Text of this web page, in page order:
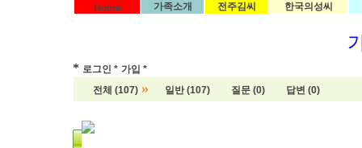
Home 가족소개 전주김씨 한국의성씨
* 로그인 * 가입 *
전체 (107) » 일반 (107) 질문 (0) 답변 (0)